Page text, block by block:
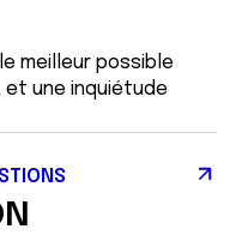
meilleur possible
et une inquiétude